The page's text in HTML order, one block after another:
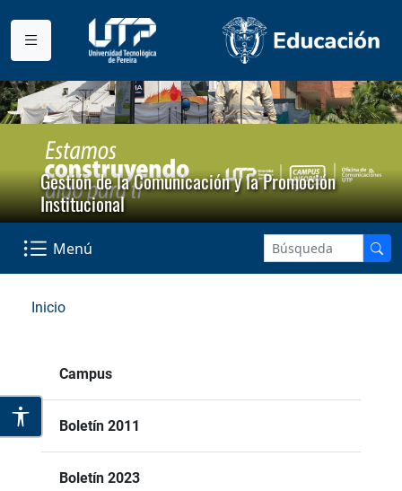
Gestión de la Comunicación y la Promoción
Institucional
Menú
Inicio
Campus
Boletín 2011
Boletín 2023